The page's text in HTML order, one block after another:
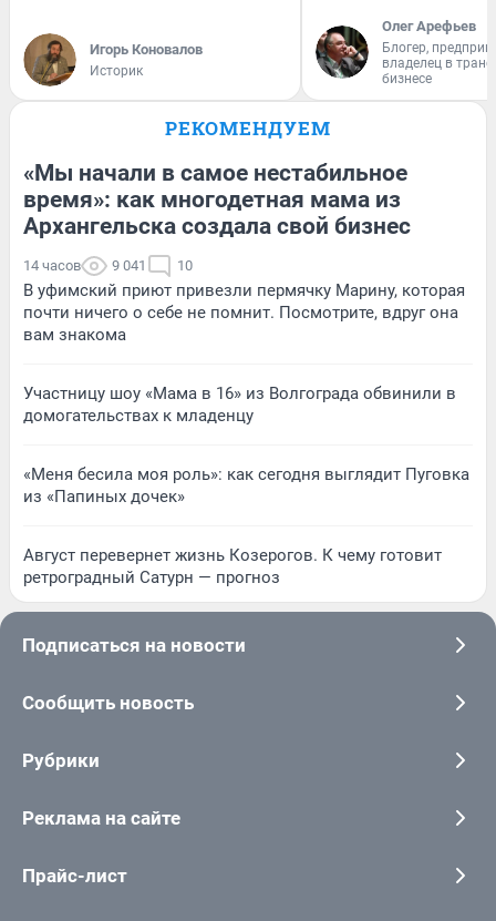
Игорь Коновалов
Историк
Олег Арефьев
Блогер,
владелец в
бизнесе
РЕКОМЕНДУЕМ
«Мы начали в самое нестабильное
время»: как многодетная мама из
Архангельска создала свой бизнес
14 часов 9 041 10
В уфимский приют привезли пермячку Марину, которая
почти ничего о себе не помнит. Посмотрите, вдруг она
вам знакома
Участницу шоу «Мама в 16» из Волгограда обвинили в
домогательствах к младенцу
«Меня бесила моя роль»: как сегодня выглядит Пуговка
из «Папиных дочек»
Август перевернет жизнь Козерогов. К чему готовит
ретроградный Сатурн — прогноз
Подписаться на новости
Сообщить новость
Рубрики
Реклама на сайте
Прайс-лист